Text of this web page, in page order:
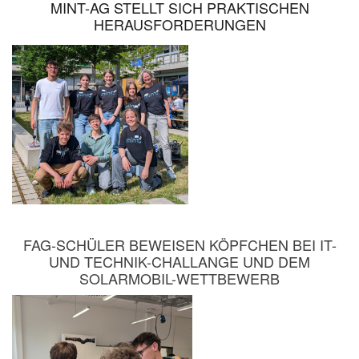
MINT-AG STELLT SICH PRAKTISCHEN
HERAUSFORDERUNGEN
FAG-SCHÜLER BEWEISEN KÖPFCHEN BEI IT-
UND TECHNIK-CHALLANGE UND DEM
SOLARMOBIL-WETTBEWERB